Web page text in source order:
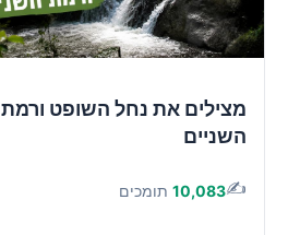
מצילים את נחל השופט ורמת
השניים
✍️
10,083 תומכים